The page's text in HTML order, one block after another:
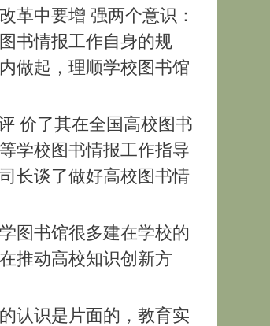
革中要增 强两个意识：
书情报工作自身的规
做起，理顺学校图书馆
价了其在全国高校图书
学校图书情报工作指导
长谈了做好高校图书情
图书馆很多建在学校的
推动高校知识创新方
认识是片面的，教育实